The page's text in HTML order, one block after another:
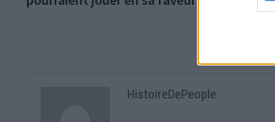
l’article
HistoireDePeople